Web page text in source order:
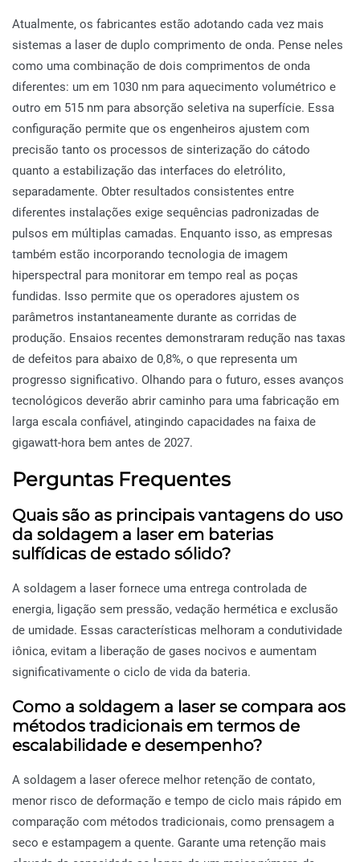
Atualmente, os fabricantes estão adotando cada vez mais
sistemas a laser de duplo comprimento de onda. Pense neles
como uma combinação de dois comprimentos de onda
diferentes: um em 1030 nm para aquecimento volumétrico e
outro em 515 nm para absorção seletiva na superfície. Essa
configuração permite que os engenheiros ajustem com
precisão tanto os processos de sinterização do cátodo
quanto a estabilização das interfaces do eletrólito,
separadamente. Obter resultados consistentes entre
diferentes instalações exige sequências padronizadas de
pulsos em múltiplas camadas. Enquanto isso, as empresas
também estão incorporando tecnologia de imagem
hiperspectral para monitorar em tempo real as poças
fundidas. Isso permite que os operadores ajustem os
parâmetros instantaneamente durante as corridas de
produção. Ensaios recentes demonstraram redução nas taxas
de defeitos para abaixo de 0,8%, o que representa um
progresso significativo. Olhando para o futuro, esses avanços
tecnológicos deverão abrir caminho para uma fabricação em
larga escala confiável, atingindo capacidades na faixa de
gigawatt-hora bem antes de 2027.
Perguntas Frequentes
Quais são as principais vantagens do uso
da soldagem a laser em baterias
sulfídicas de estado sólido?
A soldagem a laser fornece uma entrega controlada de
energia, ligação sem pressão, vedação hermética e exclusão
de umidade. Essas características melhoram a condutividade
iônica, evitam a liberação de gases nocivos e aumentam
significativamente o ciclo de vida da bateria.
Como a soldagem a laser se compara aos
métodos tradicionais em termos de
escalabilidade e desempenho?
A soldagem a laser oferece melhor retenção de contato,
menor risco de deformação e tempo de ciclo mais rápido em
comparação com métodos tradicionais, como prensagem a
seco e estampagem a quente. Garante uma retenção mais